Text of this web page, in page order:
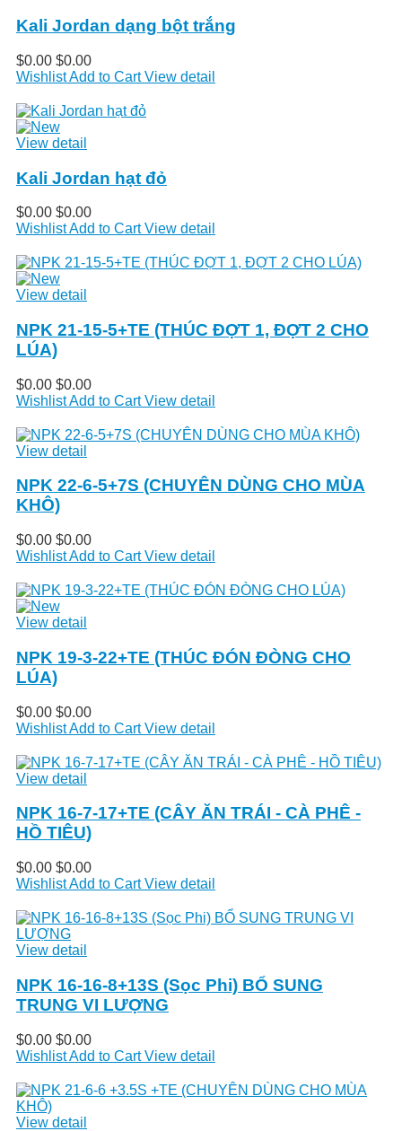
Kali Jordan dạng bột trắng
$0.00 $0.00
WishlistAdd to CartView detail
View detail
Kali Jordan hạt đỏ
$0.00 $0.00
WishlistAdd to CartView detail
View detail
NPK 21-15-5+TE (THÚC ĐỢT 1, ĐỢT 2 CHO
LÚA)
$0.00 $0.00
WishlistAdd to CartView detail
View detail
NPK 22-6-5+7S (CHUYÊN DÙNG CHO MÙA
KHÔ)
$0.00 $0.00
WishlistAdd to CartView detail
View detail
NPK 19-3-22+TE (THÚC ĐÓN ĐÒNG CHO
LÚA)
$0.00 $0.00
WishlistAdd to CartView detail
View detail
NPK 16-7-17+TE (CÂY ĂN TRÁI - CÀ PHÊ -
HỒ TIÊU)
$0.00 $0.00
WishlistAdd to CartView detail
View detail
NPK 16-16-8+13S (Sọc Phi) BỔ SUNG
TRUNG VI LƯỢNG
$0.00 $0.00
WishlistAdd to CartView detail
View detail